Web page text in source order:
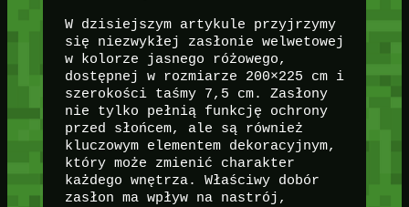
W dzisiejszym artykule przyjrzymy
się niezwykłej zasłonie welwetowej
w kolorze jasnego różowego,
dostępnej w rozmiarze 200×225 cm i
szerokości taśmy 7,5 cm. Zasłony
nie tylko pełnią funkcję ochrony
przed słońcem, ale są również
kluczowym elementem dekoracyjnym,
który może zmienić charakter
każdego wnętrza. Właściwy dobór
zasłon ma wpływ na nastrój,